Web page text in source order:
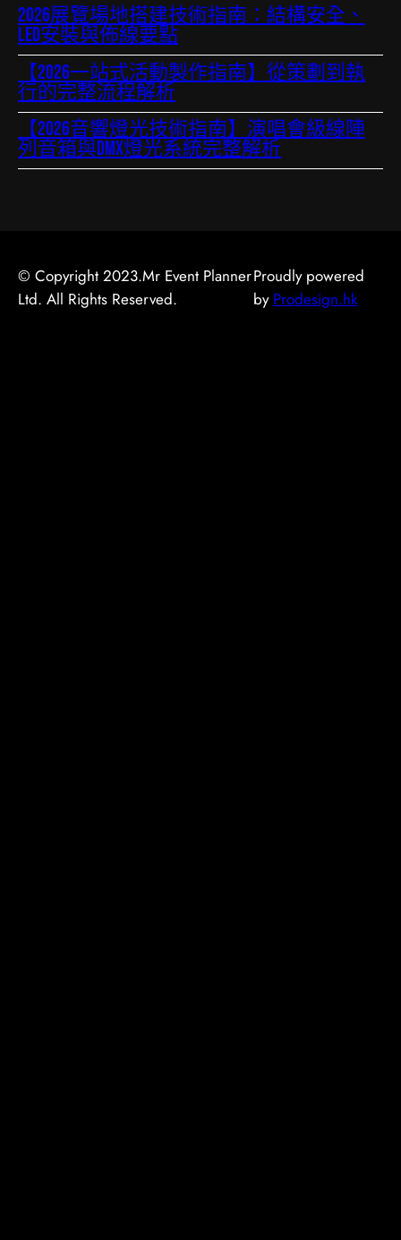
2026展覽場地搭建技術指南：結構安全、
LED安裝與佈線要點
【2026一站式活動製作指南】從策劃到執
行的完整流程解析
【2026音響燈光技術指南】演唱會級線陣
列音箱與DMX燈光系統完整解析
© Copyright 2023.Mr Event Planner
Ltd. All Rights Reserved.
Proudly powered
by Prodesign.hk